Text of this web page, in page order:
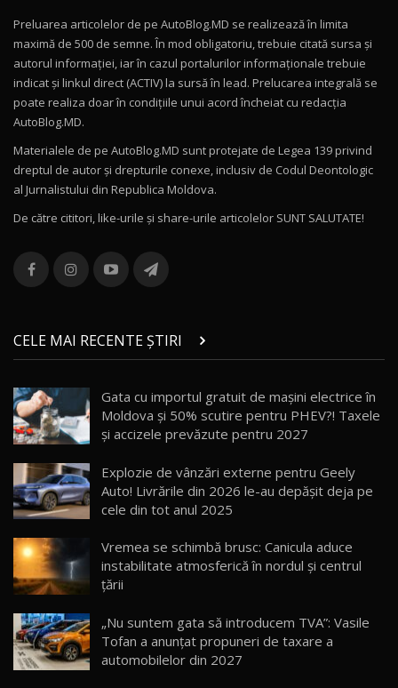
Mercedes-AMG E 53 HYBRID 4MATIC+ / Test
Drive AutoBlog.MD
16:27
11
Noul Volvo ES90 / Test Drive AutoBlog.MD
12
Noul MG HS / Test Drive AutoBlog.MD
16:48
13
combină aventura cu luxul / AutoBlog.MD
36:08
chinez care face lumea să se întoarcă după el
/ AutoBlog.MD
17:27
15 14:37
16
AutoBlogMD
13:10
17
30:08
Noul Geely EX5 EM-i care a cucerit Moldova
Preluarea articolelor de pe AutoBlog.MD se realizează în limita
maximă de 500 de semne. În mod obligatoriu, trebuie citată sursa și
autorul informației, iar în cazul portalurilor informaționale trebuie
indicat și linkul direct (ACTIV) la sursă în lead. Prelucarea integrală se
poate realiza doar în condițiile unui acord încheiat cu redacţia
AutoBlog.MD.
Materialele de pe AutoBlog.MD sunt protejate de Legea 139 privind
dreptul de autor și drepturile conexe, inclusiv de Codul Deontologic
al Jurnalistului din Republica Moldova.
De către cititori, like-urile şi share-urile articolelor SUNT SALUTATE!
CELE MAI RECENTE ȘTIRI
Gata cu importul gratuit de mașini electrice în
Moldova și 50% scutire pentru PHEV?! Taxele
și accizele prevăzute pentru 2027
Explozie de vânzări externe pentru Geely
Auto! Livrările din 2026 le-au depășit deja pe
cele din tot anul 2025
Vremea se schimbă brusc: Canicula aduce
instabilitate atmosferică în nordul și centrul
țării
„Nu suntem gata să introducem TVA”: Vasile
Tofan a anunțat propuneri de taxare a
automobilelor din 2027